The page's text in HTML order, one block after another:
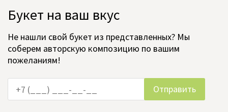
Букет на ваш вкус
Не нашли свой букет из представленных? Мы
соберем авторскую композицию по вашим
пожеланиям!